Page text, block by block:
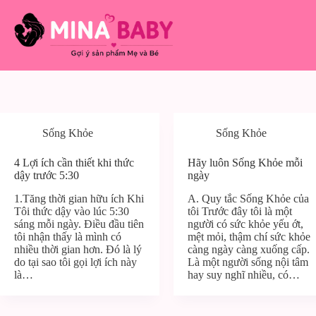
phần
Sống Khỏe
4 Lợi ích cần thiết khi thức
dậy trước 5:30
1.Tăng thời gian hữu ích Khi
Tôi thức dậy vào lúc 5:30
sáng mỗi ngày. Điều đầu tiên
tôi nhận thấy là mình có
nhiều thời gian hơn. Đó là lý
do tại sao tôi gọi lợi ích này
là…
Sống Khỏe
Hãy luôn Sống Khỏe mỗi
ngày
A. Quy tắc Sống Khỏe của
tôi Trước đây tôi là một
người có sức khỏe yếu ớt,
mệt mỏi, thậm chí sức khỏe
càng ngày càng xuống cấp.
Là một người sống nội tâm
hay suy nghĩ nhiều, có…